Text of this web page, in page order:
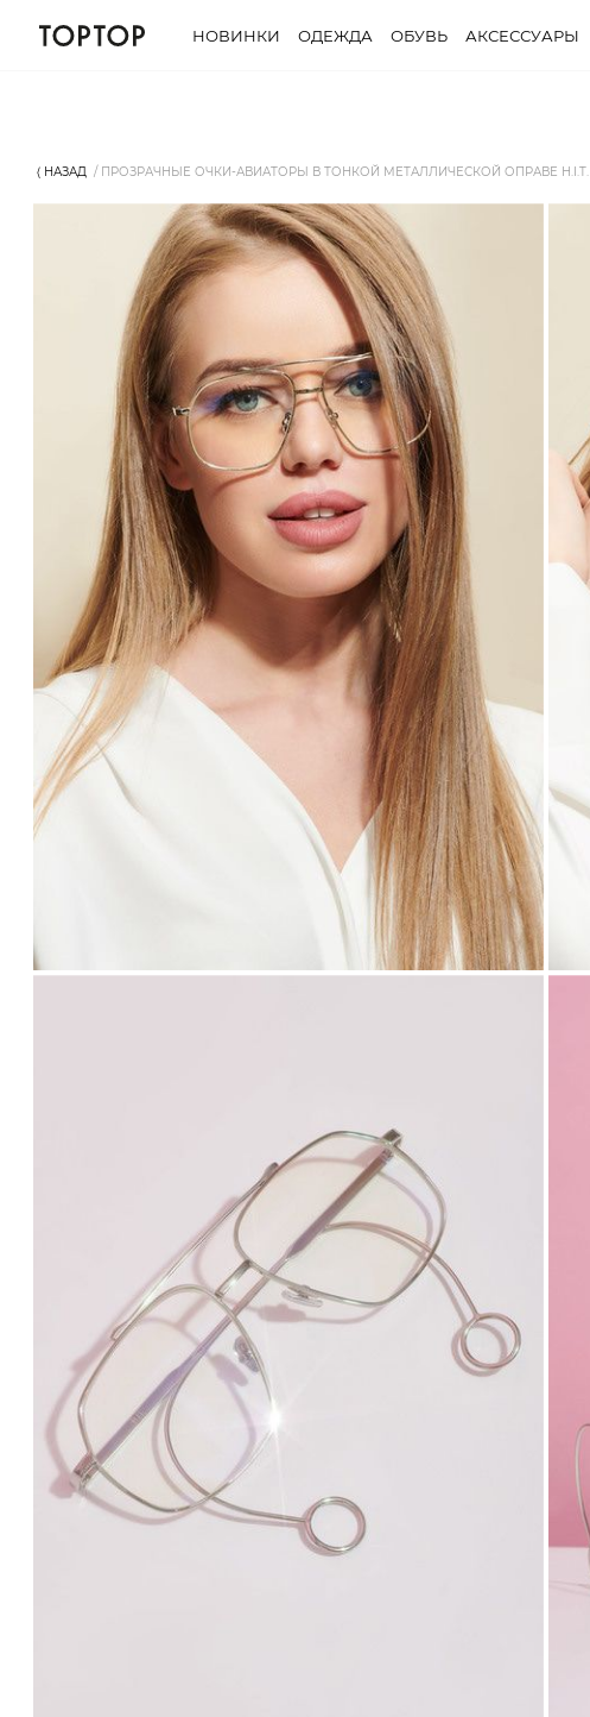
НОВИНКИ ОДЕЖДА ОБУВЬ АКСЕССУАРЫ
⟨ НАЗАД ПРОЗРАЧНЫЕ ОЧКИ-АВИАТОРЫ В ТОНКОЙ МЕТАЛЛИЧЕСКОЙ ОПРАВЕ H.I.T.